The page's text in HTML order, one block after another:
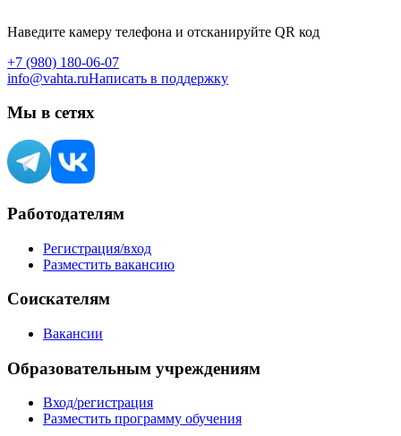
Наведите камеру телефона и отсканируйте QR код
+7 (980) 180-06-07
info@vahta.ruНаписать в поддержку
Мы в сетях
Работодателям
Регистрация/вход
Разместить вакансию
Соискателям
Вакансии
Образовательным учреждениям
Вход/регистрация
Разместить программу обучения